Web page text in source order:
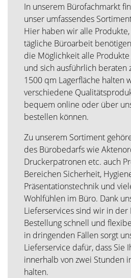
In unserem Bürofachmarkt
unser umfassendes
Hier haben wir alle
tägliche Büroarbeit
die Möglichkeit alle
und sich ausführlich beraten
1500 qm Lagerfläche halten
verschiedene
bequem online oder über
bestellen können.
Zu unserem Sortiment
des Bürobedarfs wie
Druckerpatronen etc. auch
Bereichen Sicherheit,
Präsentationstechnik und
Wohlfühlen im Büro. Dank
Lieferservices sind wir in der
Bestellung schnell und
in dringenden Fällen sorgt
Lieferservice dafür, dass Sie
innerhalb von zwei Stunden
halten.